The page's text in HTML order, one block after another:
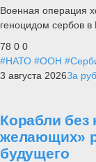
Военная операция
геноцидом сербов в
78 0 0
#НАТО #ООН
3 августа 2026За
Корабли без
желающих»
будущего